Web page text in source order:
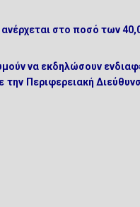
στο ποσό των
να εκδηλώσουν
την Περιφερειακή